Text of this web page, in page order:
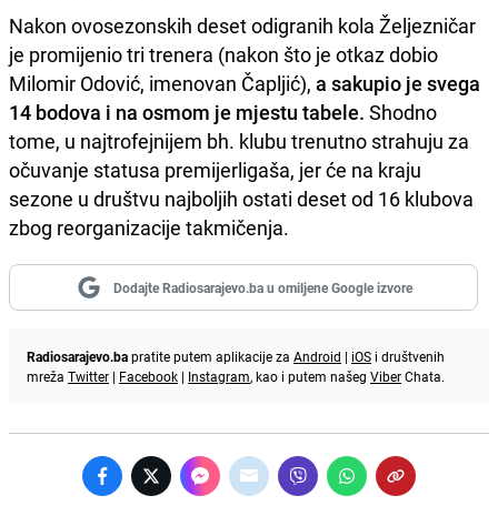
Nakon ovosezonskih deset odigranih kola Željezničar
je promijenio tri trenera (nakon što je otkaz dobio
Milomir Odović, imenovan Čapljić), a sakupio je svega
14 bodova i na osmom je mjestu tabele. Shodno
tome, u najtrofejnijem bh. klubu trenutno strahuju za
očuvanje statusa premijerligaša, jer će na kraju
sezone u društvu najboljih ostati deset od 16 klubova
zbog reorganizacije takmičenja.
Dodajte Radiosarajevo.ba u omiljene Google izvore
Radiosarajevo.bapratite putem aplikacije za Android | iOS i društvenih
mreža Twitter | Facebook | Instagram, kao i putem našeg ViberChata.